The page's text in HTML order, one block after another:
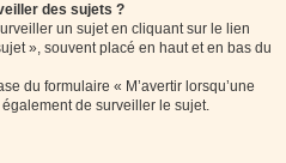
des sujets ?
un sujet en cliquant sur le lien
», souvent placé en haut et en bas du
du formulaire « M’avertir lorsqu’une
de surveiller le sujet.